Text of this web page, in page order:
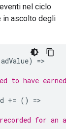
nel ciclo
in ascolto degli
adValue) =
to have
+= () =
for an